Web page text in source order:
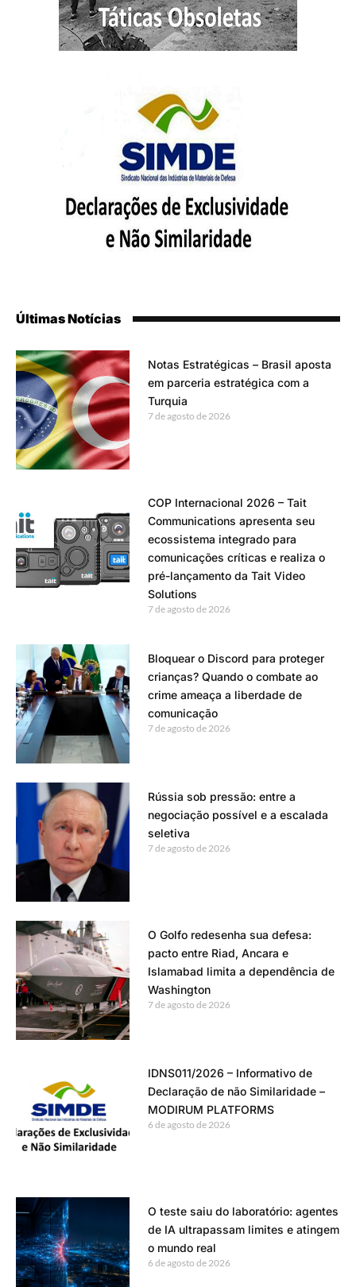
Últimas Notícias
Notas Estratégicas – Brasil aposta
em parceria estratégica com a
Turquia
7 de agosto de 2026
COP Internacional 2026 – Tait
Communications apresenta seu
ecossistema integrado para
comunicações críticas e realiza o
pré-lançamento da Tait Video
Solutions
7 de agosto de 2026
Bloquear o Discord para proteger
crianças? Quando o combate ao
crime ameaça a liberdade de
comunicação
7 de agosto de 2026
Rússia sob pressão: entre a
negociação possível e a escalada
seletiva
7 de agosto de 2026
O Golfo redesenha sua defesa:
pacto entre Riad, Ancara e
Islamabad limita a dependência de
Washington
7 de agosto de 2026
IDNS011/2026 – Informativo de
Declaração de não Similaridade –
MODIRUM PLATFORMS
6 de agosto de 2026
O teste saiu do laboratório: agentes
de IA ultrapassam limites e atingem
o mundo real
6 de agosto de 2026